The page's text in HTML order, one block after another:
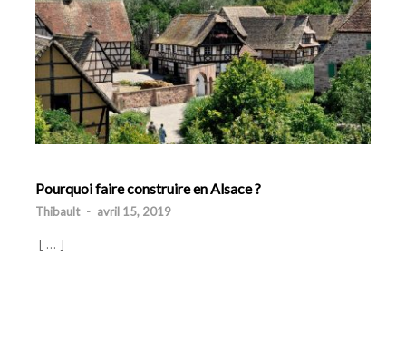
Pourquoi faire construire en Alsace ?
Thibault - avril 15, 2019
[ … ]